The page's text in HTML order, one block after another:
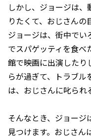
しかし、ジョージは
りたくて、おじさんの
ジョージは、街中でい
でスパゲッティを食べ
館で映画に出演したり
らが過ぎて、トラブル
は、おじさんに叱られ
そんなとき、ジョージ
見つけます。おじさん